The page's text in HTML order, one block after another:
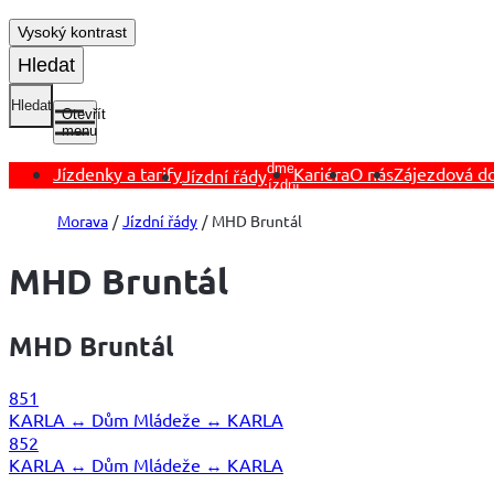
Vysoký kontrast
Hledat
Hledat
Otevřít
menu
Jízdenky a tarify Jízdní řádypodmenu
Jízdní
KariéraO násZájezdová
Morava Jízdní řády MHD Bruntál
MHD Bruntál
MHD Bruntál
851
KARLA ↔ Dům Mládeže ↔ KARLA
852
KARLA ↔ Dům Mládeže ↔ KARLA